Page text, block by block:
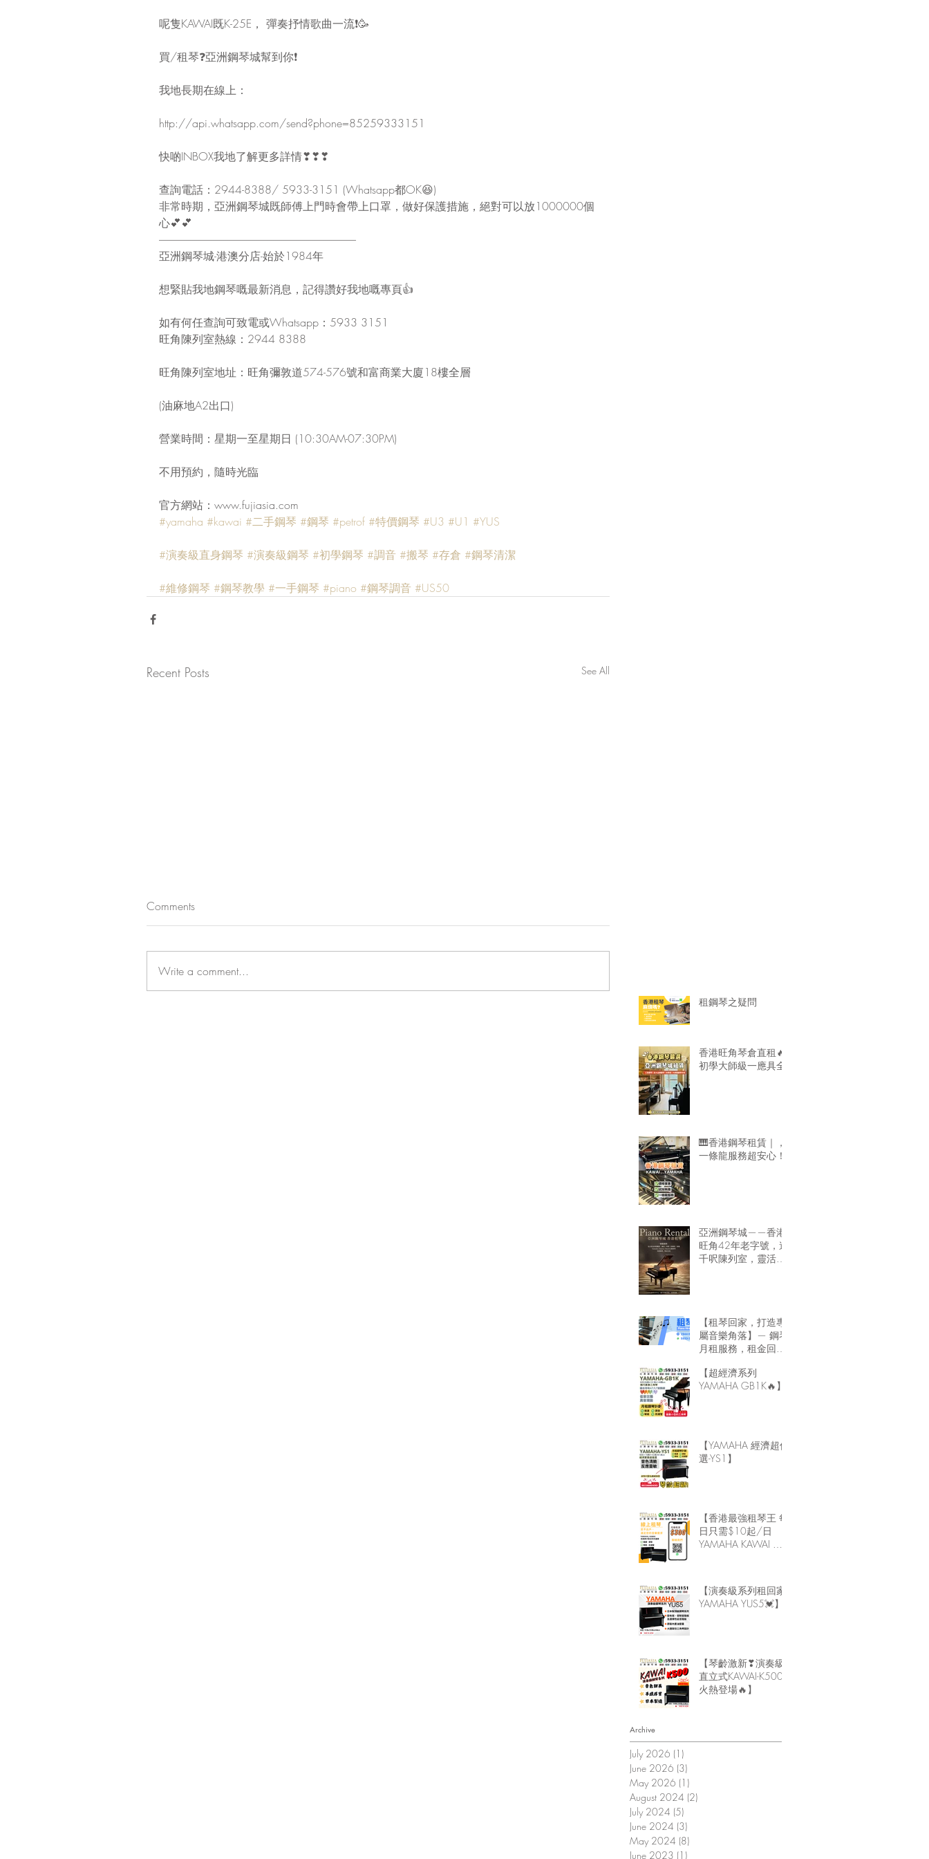
呢隻KAWAI既K-25E， 彈奏抒情歌曲一流❗🥳
買/租琴❓亞洲鋼琴城幫到你❗
我地長期在線上：
http://api.whatsapp.com/send?phone=85259333151
快啲INBOX我地了解更多詳情❣❣❣
查詢電話：2944-8388/ 5933-3151 (Whatsapp都OK😆)
非常時期，亞洲鋼琴城既師傅上門時會帶上口罩，做好保護措施，絕對可以放1000000個
心💕💕
-----------------------------------------------------------------------------------------------
亞洲鋼琴城-港澳分店-始於1984年
想緊貼我地鋼琴嘅最新消息，記得讚好我地嘅專頁👍
如有何任查詢可致電或Whatsapp：5933 3151
旺角陳列室熱線：2944 8388
旺角陳列室地址：旺角彌敦道574-576號和富商業大廈18樓全層
(油麻地A2出口)
營業時間：星期一至星期日 (10:30AM-07:30PM)
不用預約，隨時光臨
官方網站：www.fujiasia.com
#yamaha #kawai #二手鋼琴 #鋼琴 #petrof #特價鋼琴 #U3 #U1 #YUS
#演奏級直身鋼琴 #演奏級鋼琴 #初學鋼琴 #調音 #搬琴 #存倉 #鋼琴清潔
#維修鋼琴 #鋼琴教學 #一手鋼琴 #piano #鋼琴調音 #US50
Recent Posts See All
Comments
Write a comment...
租鋼琴之疑問
香港旺角琴倉直租🔥
初學大師級一應具全
🎹香港鋼琴租賃｜，
一條龍服務超安心！
亞洲鋼琴城——香港
旺角42年老字號，逾
千呎陳列室，靈活租
【租琴回家，打造專
屬音樂角落】— 鋼琴
月租服務，租金回家
【超經濟系列
YAMAHA GB1K🔥】
【YAMAHA 經濟超值
選-YS1】
【香港最強租琴王 每
日只需$10起/日
YAMAHA KAWAI 鋼
【演奏級系列租回家-
YAMAHA YUS5💓】
【琴齡激新❣演奏級
直立式KAWAI-K500
火熱登場🔥】
Archive
July 2026 (1)
June 2026 (3)
May 2026 (1)
August 2024 (2)
July 2024 (5)
June 2024 (3)
May 2024 (8)
June 2023 (1)